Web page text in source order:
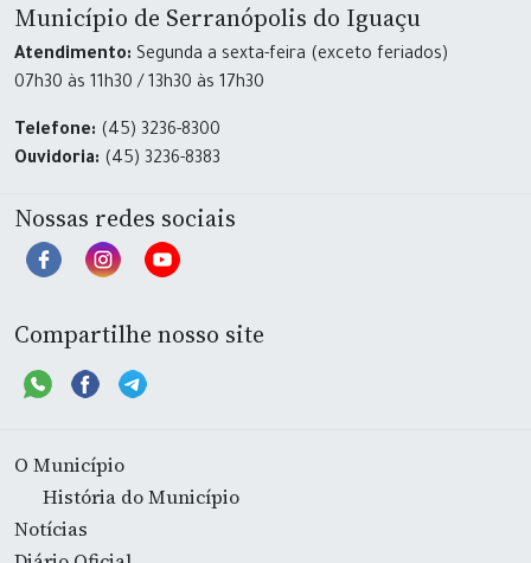
Município de Serranópolis do Iguaçu
Atendimento: Segunda a sexta-feira (exceto feriados)
07h30 às 11h30 / 13h30 às 17h30
Telefone: (45) 3236-8300
Ouvidoria: (45) 3236-8383
Nossas redes sociais
Compartilhe nosso site
O Município
História do Município
Notícias